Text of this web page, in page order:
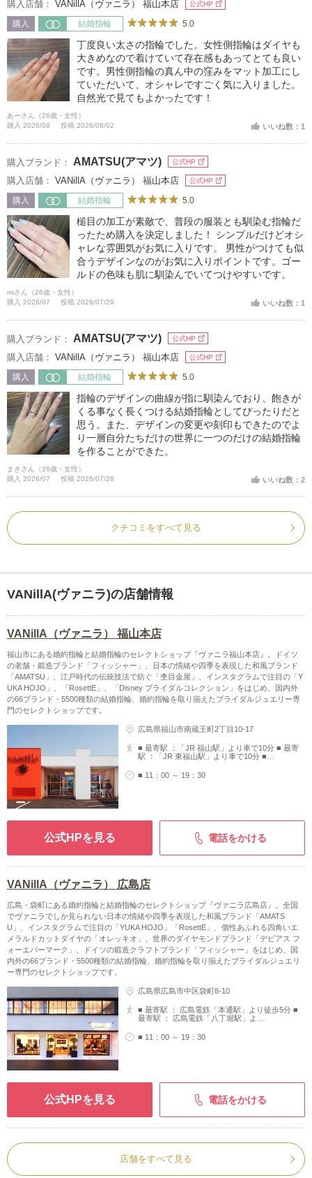
購入店舗： VANillA（ヴァニラ） 福山本店 公式HP
購入 結婚指輪 5.0
丁度良い太さの指輪でした。女性側指輪はダイヤも
大きめなので着けていて存在感もあってとても良い
です。男性側指輪の真ん中の窪みをマット加工にし
ていただいて、オシャレですごく気に入りました。
自然光で見てもよかったです！
あーさん（26歳・女性）
購入 2026/08
投稿 2026/08/02 いいね数：1
購入ブランド： AMATSU(アマツ) 公式HP
購入店舗： VANillA（ヴァニラ） 福山本店 公式HP
購入 結婚指輪 5.0
槌目の加工が素敵で、普段の服装とも馴染む指輪だ
ったため購入を決定しました！ シンプルだけどオシ
ャレな雰囲気がお気に入りです。 男性がつけても似
合うデザインなのがお気に入りポイントです。ゴー
ルドの色味も肌に馴染んでいてつけやすいです。
miさん（26歳・女性）
購入 2026/07
投稿 2026/07/29 いいね数：1
購入ブランド： AMATSU(アマツ) 公式HP
購入店舗： VANillA（ヴァニラ） 福山本店 公式HP
購入 結婚指輪 5.0
指輪のデザインの曲線が指に馴染んでおり、飽きが
くる事なく長くつける結婚指輪としてぴったりだと
思う。また、デザインの変更や刻印もできたのでよ
り一層自分たちだけの世界に一つのだけの結婚指輪
を作ることができた。
まきさん（26歳・女性）
購入 2026/07
投稿 2026/07/26 いいね数：2
クチコミをすべて見る
VANillA(ヴァニラ)の店舗情報
VANillA（ヴァニラ） 福山本店
福山市にある婚約指輪と結婚指輪のセレクトショップ『ヴァニラ福山本店』。ドイツ
の老舗・鍛造ブランド「フィッシャー」、日本の情緒や四季を表現した和風ブランド
「AMATSU」、江戸時代の伝統技法で紡ぐ「杢目金屋」、インスタグラムで注目の「Y
UKA HOJO」、「RosettE」、「Disney ブライダルコレクション」をはじめ、国内外
の66ブランド・5500種類の結婚指輪、婚約指輪を取り揃えたブライダルジュエリー専
門のセレクトショップです。
広島県福山市南蔵王町2丁目10-17
■ 最寄駅 ：「JR 福山駅」より車で10分 ■ 最寄
駅 ：「JR 東福山駅」より車で10分 ■…
■ 11：00 ～ 19：30
公式HPを見る 電話をかける
VANillA（ヴァニラ） 広島店
広島・袋町にある婚約指輪と結婚指輪のセレクトショップ『ヴァニラ広島店』。全国
でヴァニラでしか見られない日本の情緒や四季を表現した和風ブランド「AMATS
U」、インスタグラムで注目の「YUKA HOJO」「RosettE」、個性あふれる四角いエ
メラルドカットダイヤの「オレッキオ」、世界のダイヤモンドブランド「デビアス フ
ォーエバーマーク」、ドイツの鍛造クラフトブランド「フィッシャー」をはじめ、国
内外の66ブランド・5500種類の結婚指輪、婚約指輪を取り揃えたブライダルジュエリ
ー専門のセレクトショップです。
広島県広島市中区袋町8-10
■ 最寄駅 ： 広島電鉄「本通駅」より徒歩5分 ■
最寄駅 ： 広島電鉄「八丁堀駅」よ…
■ 11：00 ～ 19：30
公式HPを見る 電話をかける
店舗をすべて見る